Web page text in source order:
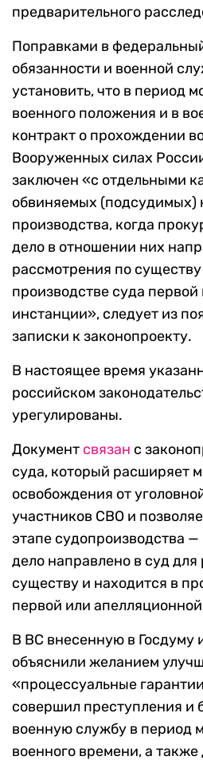
предварительного
Поправками в
обязанности и военной
установить, что в период
военного положения и в
контракт о прохождении
Вооруженных силах
заключен «с отдельными
обвиняемых (подсудимых)
производства, когда
дело в отношении них
рассмотрения по
производстве суда
инстанции», следует из
записки к законопроекту.
В настоящее время
российском
урегулированы.
Документ связан с
суда, который расширяет
освобождения от
участников СВО и
этапе судопроизводства —
дело направлено в суд
существу и находится в
первой или
В ВС внесенную в Госдуму
объяснили желанием
«процессуальные
совершил преступления и
военную службу в период
военного времени, а также